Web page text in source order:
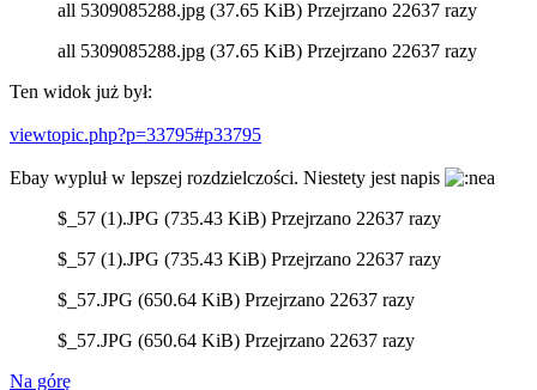
all 5309085288.jpg (37.65 KiB) Przejrzano 22637 razy
all 5309085288.jpg (37.65 KiB) Przejrzano 22637 razy
Ten widok już był:
viewtopic.php?p=33795#p33795
Ebay wypluł w lepszej rozdzielczości. Niestety jest napis
$_57 (1).JPG (735.43 KiB) Przejrzano 22637 razy
$_57 (1).JPG (735.43 KiB) Przejrzano 22637 razy
$_57.JPG (650.64 KiB) Przejrzano 22637 razy
$_57.JPG (650.64 KiB) Przejrzano 22637 razy
Na górę